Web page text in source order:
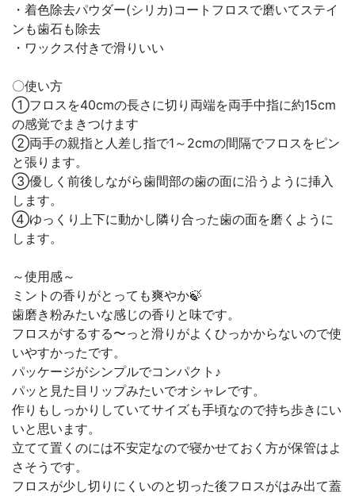
・着色除去パウダー(シリカ)コートフロスで磨いてステイ
ンも歯石も除去
・ワックス付きで滑りいい
〇使い方
①フロスを40cmの長さに切り両端を両手中指に約15cm
の感覚でまきつけます
②両手の親指と人差し指で1～2cmの間隔でフロスをピン
と張ります。
③優しく前後しながら歯間部の歯の面に沿うように挿入
します。
④ゆっくり上下に動かし隣り合った歯の面を磨くように
します。
～使用感～
ミントの香りがとっても爽やか🍃
歯磨き粉みたいな感じの香りと味です。
フロスがするする〜っと滑りがよくひっかからないので使
いやすかったです。
パッケージがシンプルでコンパクト♪
パッと見た目リップみたいでオシャレです。
作りもしっかりしていてサイズも手頃なので持ち歩きにい
いと思います。
立てて置くのには不安定なので寝かせておく方が保管はよ
さそうです。
フロスが少し切りにくいのと切った後フロスがはみ出て蓋